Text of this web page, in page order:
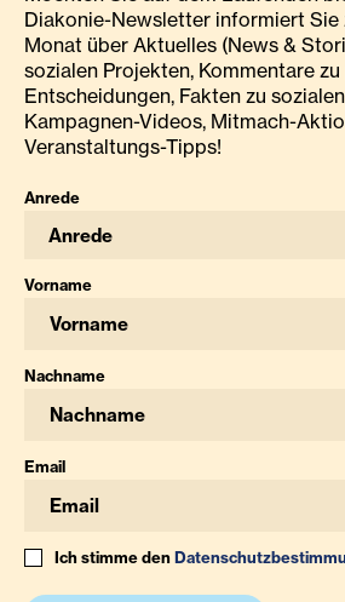
Diakonie-Newsletter informiert Sie
Monat über Aktuelles (News &
sozialen Projekten, Kommentare
Entscheidungen, Fakten zu
Kampagnen-Videos, Mitmach-
Veranstaltungs-Tipps!
Anrede
Anrede
Vorname
Nachname
Email
Ich stimme den